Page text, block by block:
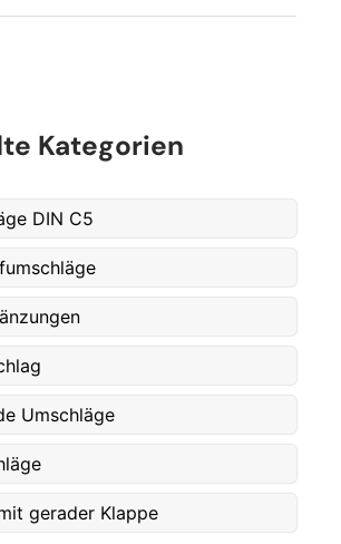
*
Kategorien
DIN C5
Umschläge
gerader Klappe